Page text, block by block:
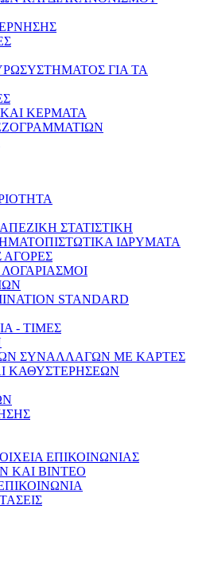
ΓΙΑ ΤΑ
ΚΕΡΜΑΤΑ
ΣΤΑΤΙΣΤΙΚΗ
ΙΔΡΥΜΑΤΑ
ΑΓΟΡΕΣ
STANDARD
- ΤΙΜΕΣ
ΣΥΝΑΛΛΑΓΩΝ ΜΕ ΚΑΡΤΕΣ
ΚΑΘΥΣΤΕΡΗΣΕΩΝ
ΕΠΙΚΟΙΝΩΝΙΑΣ
ΚΑΙ ΒΙΝΤΕΟ